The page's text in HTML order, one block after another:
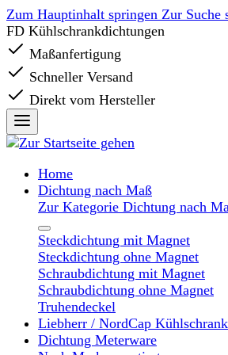
Zum Hauptinhalt springen Zur Suche
FD Kühlschrankdichtungen
Maßanfertigung
Schneller Versand
Direkt vom Hersteller
Home
Dichtung nach Maß
Zur Kategorie Dichtung nach
Steckdichtung mit Magnet
Steckdichtung ohne Magnet
Schraubdichtung mit Magnet
Schraubdichtung ohne Magnet
Truhendeckel
Liebherr / NordCap
Dichtung Meterware